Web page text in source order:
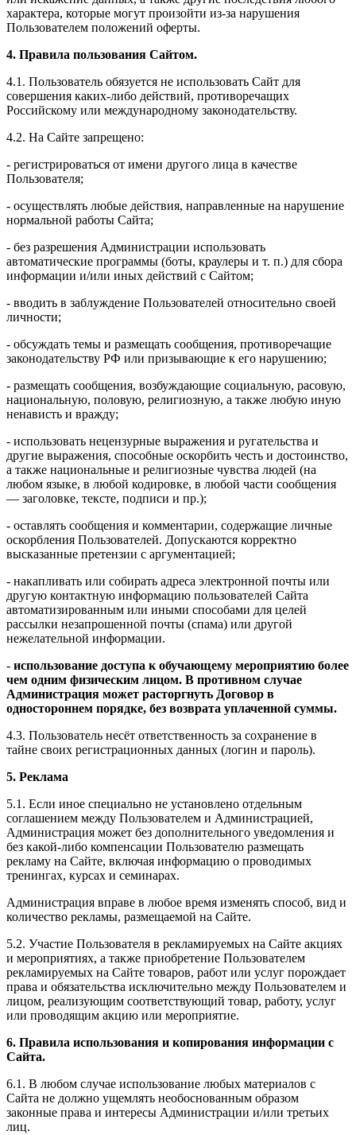
характера, которые могут произойти из-за нарушения
Пользователем положений оферты.
4. Правила пользования Сайтом.
4.1. Пользователь обязуется не использовать Сайт для
совершения каких-либо действий, противоречащих
Российскому или международному законодательству.
4.2. На Сайте запрещено:
- регистрироваться от имени другого лица в качестве
Пользователя;
- осуществлять любые действия, направленные на нарушение
нормальной работы Сайта;
- без разрешения Администрации использовать
автоматические программы (боты, краулеры и т. п.) для сбора
информации и/или иных действий с Сайтом;
- вводить в заблуждение Пользователей относительно своей
личности;
- обсуждать темы и размещать сообщения, противоречащие
законодательству РФ или призывающие к его нарушению;
- размещать сообщения, возбуждающие социальную, расовую,
национальную, половую, религиозную, а также любую иную
ненависть и вражду;
- использовать нецензурные выражения и ругательства и
другие выражения, способные оскорбить честь и достоинство,
а также национальные и религиозные чувства людей (на
любом языке, в любой кодировке, в любой части сообщения
— заголовке, тексте, подписи и пр.);
- оставлять сообщения и комментарии, содержащие личные
оскорбления Пользователей. Допускаются корректно
высказанные претензии с аргументацией;
- накапливать или собирать адреса электронной почты или
другую контактную информацию пользователей Сайта
автоматизированным или иными способами для целей
рассылки незапрошенной почты (спама) или другой
нежелательной информации.
- использование доступа к обучающему мероприятию более
чем одним физическим лицом. В противном случае
Администрация может расторгнуть Договор в
одностороннем порядке, без возврата уплаченной суммы.
4.3. Пользователь несёт ответственность за сохранение в
тайне своих регистрационных данных (логин и пароль).
5. Реклама
5.1. Если иное специально не установлено отдельным
соглашением между Пользователем и Администрацией,
Администрация может без дополнительного уведомления и
без какой-либо компенсации Пользователю размещать
рекламу на Сайте, включая информацию о проводимых
тренингах, курсах и семинарах.
Администрация вправе в любое время изменять способ, вид и
количество рекламы, размещаемой на Сайте.
5.2. Участие Пользователя в рекламируемых на Сайте акциях
и мероприятиях, а также приобретение Пользователем
рекламируемых на Сайте товаров, работ или услуг порождает
права и обязательства исключительно между Пользователем и
лицом, реализующим соответствующий товар, работу, услуг
или проводящим акцию или мероприятие.
6. Правила использования и копирования информации с
Сайта.
6.1. В любом случае использование любых материалов с
Сайта не должно ущемлять необоснованным образом
законные права и интересы Администрации и/или третьих
лиц.